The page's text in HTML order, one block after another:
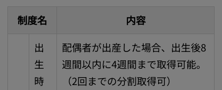
制度名 内容
出
生
時
配偶者が出産した場合、出生後8
週間以内に4週間まで取得可能。
（2回までの分割取得可）